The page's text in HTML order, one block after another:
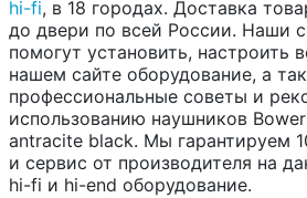
hi-fi, в 18 городах. Доставка
до двери по всей России. Наши
помогут установить, настроить
нашем сайте оборудование, а
профессиональные советы и
использованию наушников
antracite black. Мы гарантируем
и сервис от производителя на
hi-fi и hi-end оборудование.